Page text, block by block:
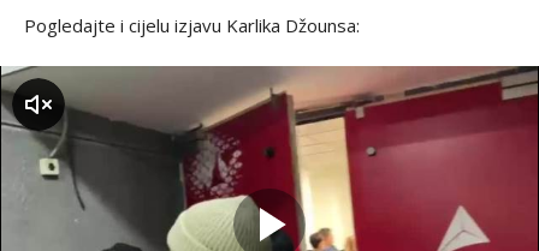
Pogledajte i cijelu izjavu Karlika Džounsa: